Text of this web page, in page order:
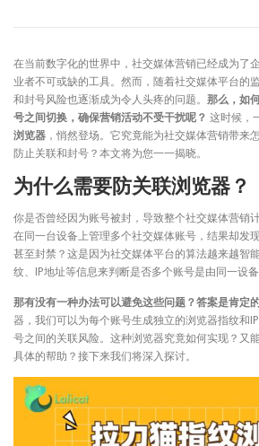
在当前数字化的世界中，社交媒体营销已经成为了
业者不可或缺的工具。然而，随着社交媒体平台的
和封号风险也逐渐成为令人头疼的问题。 那么，如
号之间切换，确保营销活动不受干扰呢？ 这时候
浏览器 ，悄然登场。它究竟能为社交媒体营销带来
防止关联和封号？本文将为您一一揭晓。
为什么需要防关联浏览器？
你是否曾经因为账号被封，导致整个社交媒体营销
在同一台设备上管理多个社交媒体账号，结果却发
甚至封禁？这是因为社交媒体平台的算法越来越智
纹、IP地址等信息来判断是否多个账号是由同一设备
那有没有一种办法可以避免这些问题？答案是肯定的
器，我们可以为每个账号生成独立的浏览器指纹和
号之间的关联风险。这种浏览器究竟如何实现？又
具体的帮助？接下来我们将深入探讨。